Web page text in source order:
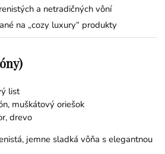
a netradičných vôní
na „cozy luxury“ produkty
list
muškátový oriešok
drevo
jemne sladká vôňa s elegantnou